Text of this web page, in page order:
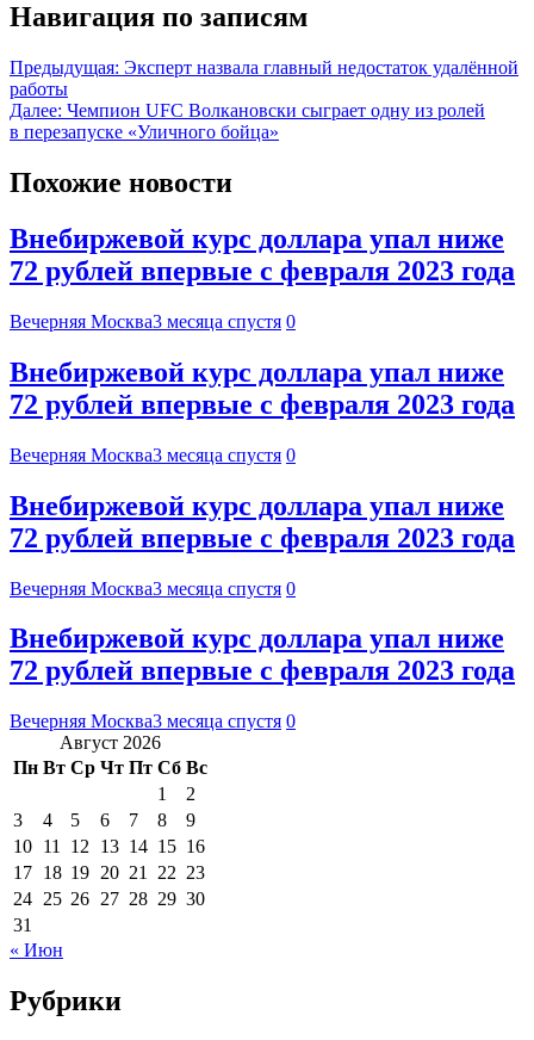
Навигация по записям
Предыдущая: Эксперт назвала главный недостаток удалённой
работы
Далее: Чемпион UFC Волкановски сыграет одну из ролей
в перезапуске «Уличного бойца»
Похожие новости
Внебиржевой курс доллара упал ниже
72 рублей впервые с февраля 2023 года
Вечерняя Москва3 месяца спустя 0
Внебиржевой курс доллара упал ниже
72 рублей впервые с февраля 2023 года
Вечерняя Москва3 месяца спустя 0
Внебиржевой курс доллара упал ниже
72 рублей впервые с февраля 2023 года
Вечерняя Москва3 месяца спустя 0
Внебиржевой курс доллара упал ниже
72 рублей впервые с февраля 2023 года
Вечерняя Москва3 месяца спустя 0
Август 2026
Пн Вт Ср Чт Пт Сб Вс
1
2
3
4 5 6 7 8
9
10 11 12 13 14 15 16
17 18 19 20 21 22 23
24 25 26 27 28 29 30
31
« Июн
Рубрики